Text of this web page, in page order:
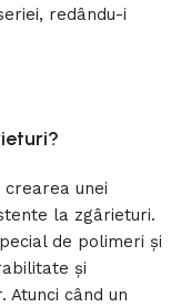
redându-i
crearea unei
la zgârieturi.
de polimeri și
și
când un